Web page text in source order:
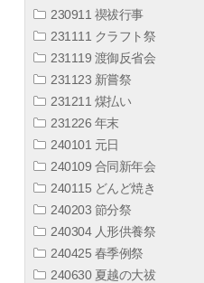
230911 禊祓行事
231111 クラフト祭
231119 渡御反省会
231123 新嘗祭
231211 煤払い
231226 年末
240101 元日
240109 合同新年会
240115 どんど焼き
240203 節分祭
240304 人形供養祭
240425 春季例祭
240630 夏越の大祓